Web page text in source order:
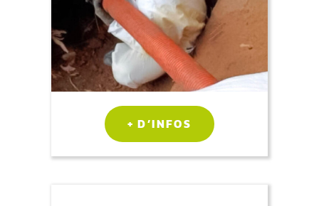
+ D’INFOS